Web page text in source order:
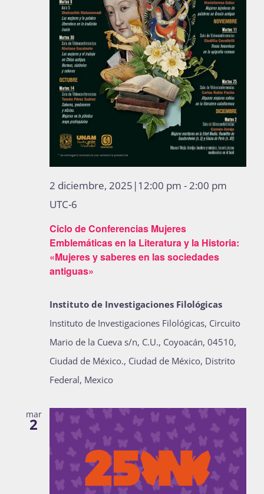
Publicaciones
Bienvenida generación 2027-1
Ciclo de Conferencias Mujeres
Emblemáticas en la Literatura y la Historia:
«Mujeres y saberes en las sociedades
antiguas»
2 diciembre, 2025|12:00 pm -2:00 pm
UTC-6
Instituto de Investigaciones Filológicas
Instituto de Investigaciones Filológicas, Circuito
Mario de la Cueva s/n, C.U., Coyoacán, 04510,
Ciudad de México., Ciudad de México, Distrito
Federal, Mexico
mar
2